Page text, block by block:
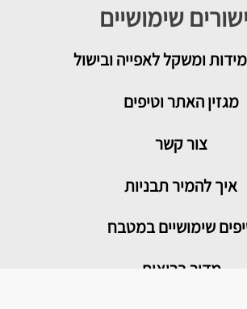
שימושיים
ומשקל לאפייה ובישול
מגזין האתר וטיפים
צור קשר
איך להמיר תבניות
שימושיים במטבח
מדור בריאות